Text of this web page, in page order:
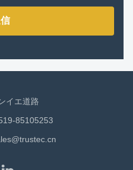
イエ道路
85105253